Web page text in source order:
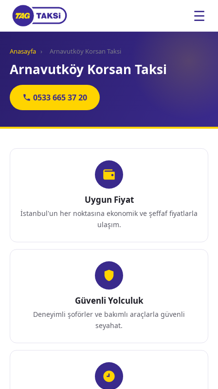
☰
Anasayfa › Arnavutköy Korsan Taksi
Arnavutköy Korsan Taksi
0533 665 37 20
Uygun Fiyat
İstanbul'un her noktasına ekonomik ve şeffaf fiyatlarla
ulaşım.
Güvenli Yolculuk
Deneyimli şoförler ve bakımlı araçlarla güvenli
seyahat.